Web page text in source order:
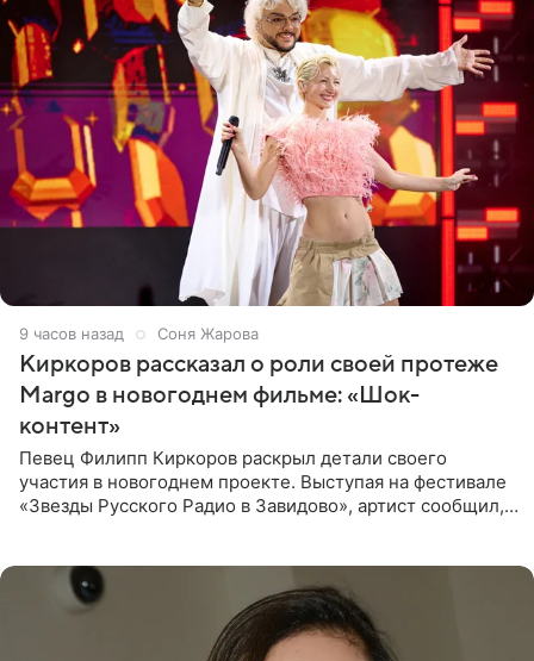
9 часов назад Соня Жарова
Киркоров рассказал о роли своей протеже
Margo в новогоднем фильме: «Шок-
контент»
Певец Филипп Киркоров раскрыл детали своего
участия в новогоднем проекте. Выступая на фестивале
«Звезды Русского Радио в Завидово», артист сообщил,